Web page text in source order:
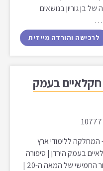
2.4 אידיאולוגיה של בן גוריון בנושאים
לרכישה והורדה מיידית
חקלאיים בעמק
ללימודי ארץ
בעמק הירדן | סיפורה
של ביתניה מהעשור השני ועד העשור החמישי של המאה ה-20 |